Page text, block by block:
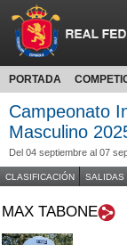
PORTADA
Campeonato
Masculino
Del 04 septiembre al 07
CLASIFICACIÓN SALIDAS
MAX TABONE